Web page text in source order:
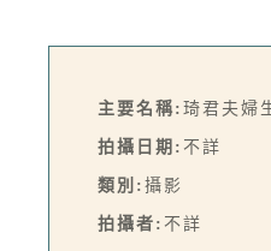
主要名稱: 琦君夫婦
拍攝日期: 不詳
類別: 攝影
拍攝者: 不詳